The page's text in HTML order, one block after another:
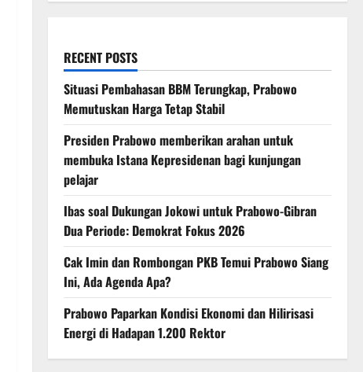
RECENT POSTS
Situasi Pembahasan BBM Terungkap, Prabowo
Memutuskan Harga Tetap Stabil
Presiden Prabowo memberikan arahan untuk
membuka Istana Kepresidenan bagi kunjungan
pelajar
Ibas soal Dukungan Jokowi untuk Prabowo-Gibran
Dua Periode: Demokrat Fokus 2026
Cak Imin dan Rombongan PKB Temui Prabowo Siang
Ini, Ada Agenda Apa?
Prabowo Paparkan Kondisi Ekonomi dan Hilirisasi
Energi di Hadapan 1.200 Rektor